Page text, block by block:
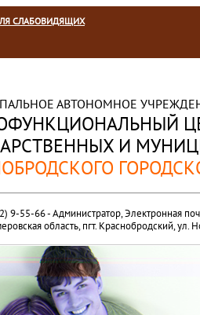
СЛАБОВИДЯЩИХ
АВТОНОМНОЕ
И
9-55-66 - Администратор, Электронная
область, пгт. Краснобродский, ул.